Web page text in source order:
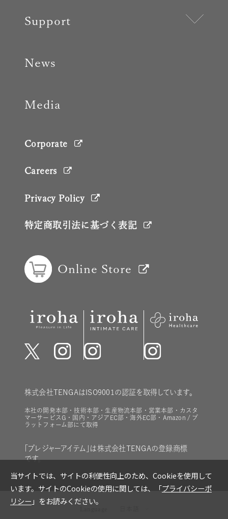
Support
News
Media
Online Store
株式会社TENGAはISO9001の認証を取得しています。
本社の開発本部・技術本部・生産物流本部・営業本部・カスタ
マーサービスG・国内・アジアEC部・海外EC部・Amazon / プ
ラットフォーム部にて取得
「プレジャーアイテム」は株式会社TENGAの登録商標
です。
Corporate
Careers
Privacy Policy
特定商取引法に基づく表記